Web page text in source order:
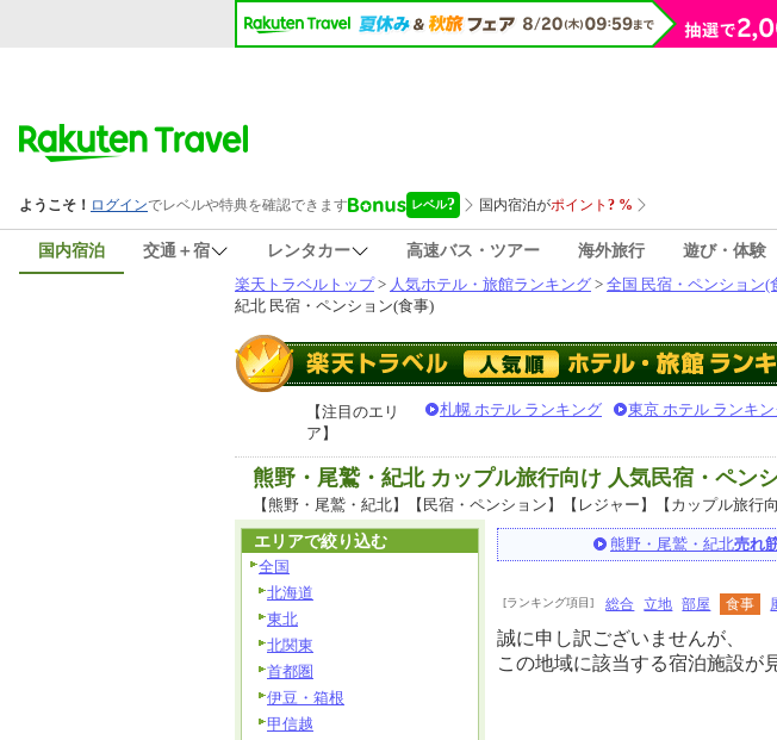
国内宿泊 交通＋宿 レンタカー 高速バス・ツアー 海外旅行 遊び・体験
楽天トラベルトップ> 人気ホテル・旅館ランキング > 全国 民宿・ペンション(
紀北 民宿・ペンション(食事)
【注目のエリ
ア】
札幌 ホテル ランキング 東京 ホテル ランキ
熊野・尾鷲・紀北 カップル旅行向け 人気民宿・ペン
【熊野・尾鷲・紀北】【民宿・ペンション】【レジャー】【カップル旅行
熊野・尾鷲・紀北売れ
[ランキング項目] 総合 立地 部屋 食事
誠に申し訳ございませんが、
この地域に該当する宿泊施設が
エリアで絞り込む
全国
北海道
東北
北関東
首都圏
伊豆・箱根
甲信越